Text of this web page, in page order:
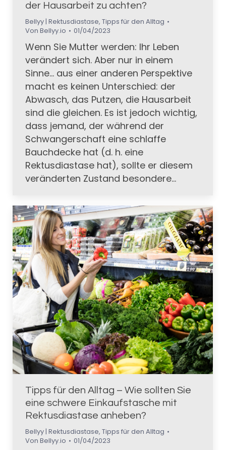
der Hausarbeit zu achten?
Bellyy | Rektusdiastase, Tipps für den Alltag
Von Bellyy.io 01/04/2023
Wenn Sie Mutter werden: Ihr Leben
verändert sich. Aber nur in einem
Sinne… aus einer anderen Perspektive
macht es keinen Unterschied: der
Abwasch, das Putzen, die Hausarbeit
sind die gleichen. Es ist jedoch wichtig,
dass jemand, der während der
Schwangerschaft eine schlaffe
Bauchdecke hat (d. h. eine
Rektusdiastase hat), sollte er diesem
veränderten Zustand besondere…
Tipps für den Alltag – Wie sollten Sie
eine schwere Einkaufstasche mit
Rektusdiastase anheben?
Bellyy | Rektusdiastase, Tipps für den Alltag
Von Bellyy.io 01/04/2023